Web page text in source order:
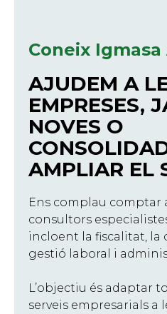
Coneix
AJUDEM A
EMPRESES,
NOVES O
AMPLIAR EL
Ens complau comptar
consultors
incloent la fiscalitat,
gestió laboral i
L’objectiu és adaptar
serveis empresarials a